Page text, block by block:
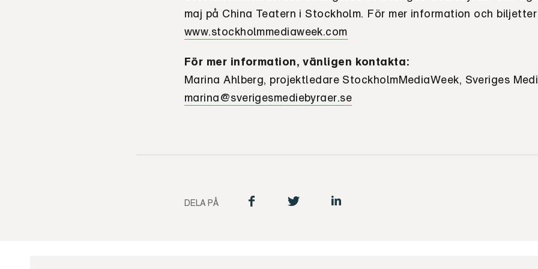
maj på China Teatern i Stockholm. För mer information och
www.stockholmmediaweek.com
För mer information, vänligen kontakta:
Marina Ahlberg, projektledare StockholmMediaWeek, Sveriges
marina@sverigesmediebyraer.se
DELA PÅ